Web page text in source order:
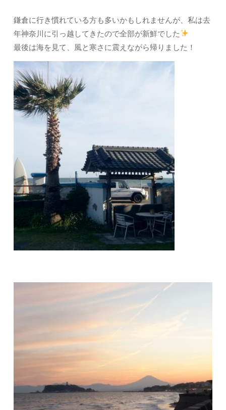
鎌倉に行き慣れている方も多いかもしれませんが、私は去
年神奈川に引っ越してきたので全部が新鮮でした
最後は海を見て、風と寒さに震えながら帰りました！